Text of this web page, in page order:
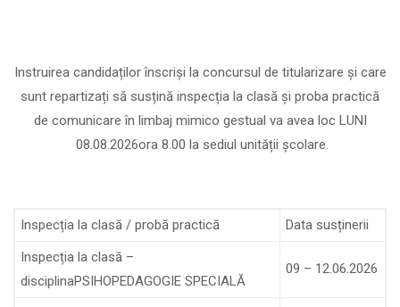
Instruirea candidaților înscriși la concursul de titularizare și care
sunt repartizați să susțină inspecția la clasă și proba practică
de comunicare în limbaj mimico gestual va avea loc LUNI
08.08.2026ora 8.00 la sediul unității școlare.
Inspecția la clasă / probă practică
Data susținerii
Inspecția la clasă –
disciplinaPSIHOPEDAGOGIE SPECIALĂ
09 – 12.06.2026